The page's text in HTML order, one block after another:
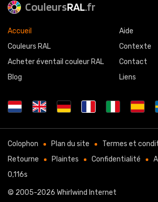
CouleursRAL.fr
Accueil
Couleurs RAL
Acheter éventail couleur RAL
Blog
Aide
Contexte
Contact
Liens
Colophon Plan du site
Termes et
Retourne
Plaintes Confidentialité
0,116s
© 2005-2026 Whirlwind Internet